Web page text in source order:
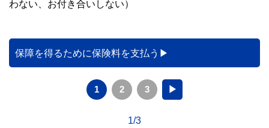
わない、お付き合いしない）
保障を得るために保険料を支払う
1 2 3 ▶
1/3